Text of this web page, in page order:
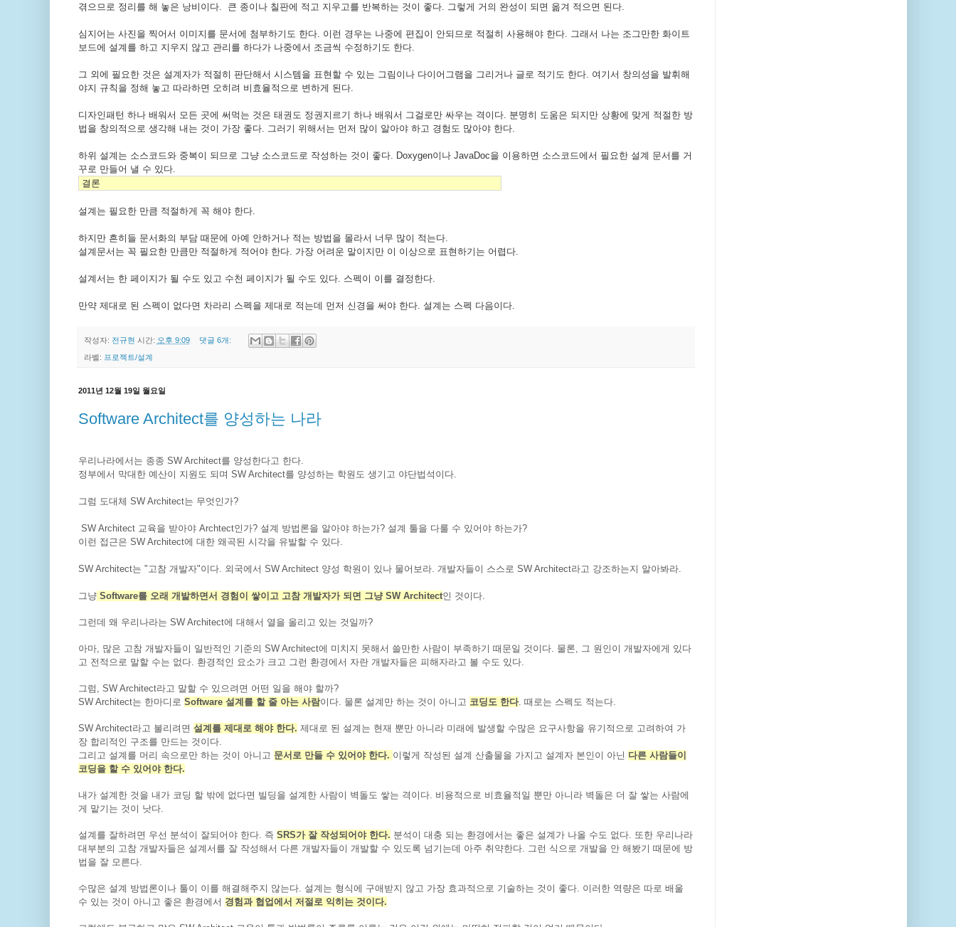
겪으므로 정리를 해 놓은 낭비이다. 큰 종이나 칠판에 적고 지우고를 반복하는 것이 좋다. 그렇게 거의 완성이 되면 옮겨 적으면 된다.
심지어는 사진을 찍어서 이미지를 문서에 첨부하기도 한다. 이런 경우는 나중에 편집이 안되므로 적절히 사용해야 한다. 그래서 나는 조그만한 화이트
보드에 설계를 하고 지우지 않고 관리를 하다가 나중에서 조금씩 수정하기도 한다.
그 외에 필요한 것은 설계자가 적절히 판단해서 시스템을 표현할 수 있는 그림이나 다이어그램을 그리거나 글로 적기도 한다. 여기서 창의성을 발휘해
야지 규칙을 정해 놓고 따라하면 오히려 비효율적으로 변하게 된다.
디자인패턴 하나 배워서 모든 곳에 써먹는 것은 태권도 정권지르기 하나 배워서 그걸로만 싸우는 격이다. 분명히 도움은 되지만 상황에 맞게 적절한 방
법을 창의적으로 생각해 내는 것이 가장 좋다. 그러기 위해서는 먼저 많이 알아야 하고 경험도 많아야 한다.
하위 설계는 소스코드와 중복이 되므로 그냥 소스코드로 작성하는 것이 좋다. Doxygen이나 JavaDoc을 이용하면 소스코드에서 필요한 설계 문서를 거
꾸로 만들어 낼 수 있다.
결론
설계는 필요한 만큼 적절하게 꼭 해야 한다.
하지만 흔히들 문서화의 부담 때문에 아예 안하거나 적는 방법을 몰라서 너무 많이 적는다.
설계문서는 꼭 필요한 만큼만 적절하게 적어야 한다. 가장 어려운 말이지만 이 이상으로 표현하기는 어렵다.
설계서는 한 페이지가 될 수도 있고 수천 페이지가 될 수도 있다. 스펙이 이를 결정한다.
만약 제대로 된 스펙이 없다면 차라리 스펙을 제대로 적는데 먼저 신경을 써야 한다. 설계는 스펙 다음이다.
작성자: 전규현 시간: 오후 9:09 댓글 6개:
라벨: 프로젝트/설계
2011년 12월 19일 월요일
Software Architect를 양성하는 나라
우리나라에서는 종종 SW Architect를 양성한다고 한다.
정부에서 막대한 예산이 지원도 되며 SW Architect를 양성하는 학원도 생기고 야단법석이다.
그럼 도대체 SW Architect는 무엇인가?
SW Architect 교육을 받아야 Archtect인가? 설계 방법론을 알아야 하는가? 설계 툴을 다룰 수 있어야 하는가?
이런 접근은 SW Architect에 대한 왜곡된 시각을 유발할 수 있다.
SW Architect는 "고참 개발자"이다. 외국에서 SW Architect 양성 학원이 있나 물어보라. 개발자들이 스스로 SW Architect라고 강조하는지 알아봐라.
그냥Software를 오래 개발하면서 경험이 쌓이고 고참 개발자가 되면 그냥 SW Architect인 것이다.
그런데 왜 우리나라는 SW Architect에 대해서 열을 올리고 있는 것일까?
아마, 많은 고참 개발자들이 일반적인 기준의 SW Architect에 미치지 못해서 쓸만한 사람이 부족하기 때문일 것이다. 물론, 그 원인이 개발자에게 있다
고 전적으로 말할 수는 없다. 환경적인 요소가 크고 그런 환경에서 자란 개발자들은 피해자라고 볼 수도 있다.
그럼, SW Architect라고 말할 수 있으려면 어떤 일을 해야 할까?
SW Architect는 한마디로 Software 설계를 할 줄 아는 사람이다. 물론 설계만 하는 것이 아니고 코딩도 한다. 때로는 스펙도 적는다.
SW Architect라고 불리려면 설계를 제대로 해야 한다. 제대로 된 설계는 현재 뿐만 아니라 미래에 발생할 수많은 요구사항을 유기적으로 고려하여 가
장 합리적인 구조를 만드는 것이다.
그리고 설계를 머리 속으로만 하는 것이 아니고 문서로 만들 수 있어야 한다. 이렇게 작성된 설계 산출물을 가지고 설계자 본인이 아닌 다른 사람들이
코딩을 할 수 있어야 한다.
내가 설계한 것을 내가 코딩 할 밖에 없다면 빌딩을 설계한 사람이 벽돌도 쌓는 격이다. 비용적으로 비효율적일 뿐만 아니라 벽돌은 더 잘 쌓는 사람에
게 맡기는 것이 낫다.
설계를 잘하려면 우선 분석이 잘되어야 한다. 즉 SRS가 잘 작성되어야 한다. 분석이 대충 되는 환경에서는 좋은 설계가 나올 수도 없다. 또한 우리나라
대부분의 고참 개발자들은 설계서를 잘 작성해서 다른 개발자들이 개발할 수 있도록 넘기는데 아주 취약한다. 그런 식으로 개발을 안 해봤기 때문에 방
법을 잘 모른다.
수많은 설계 방법론이나 툴이 이를 해결해주지 않는다. 설계는 형식에 구애받지 않고 가장 효과적으로 기술하는 것이 좋다. 이러한 역량은 따로 배울
수 있는 것이 아니고 좋은 환경에서 경험과 협업에서 저절로 익히는 것이다.